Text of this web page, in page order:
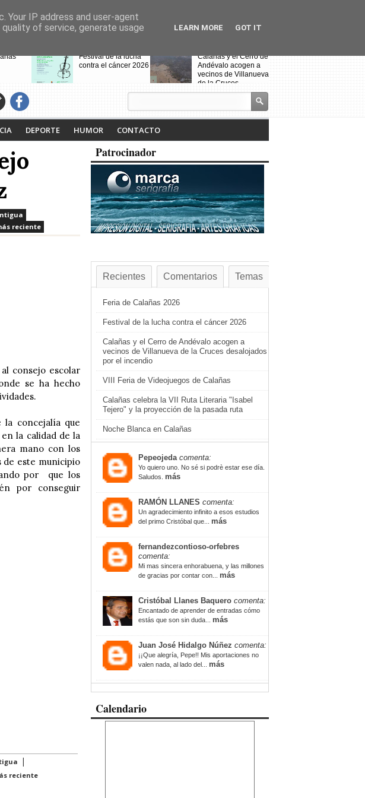
Festival de la lucha
contra el cáncer 2026
Calañas y el Cerro de
Andévalo acogen a
vecinos de Villanueva
de la Cruces
desalojados por el
Calañas celebra la VII
Tejero" y la
proyección de la
pasada ruta
Noche Blanca en
escuela de baile
DEPORTE HUMOR CONTACTO
reciente
consejo escolar
se ha hecho
concejalía que
la calidad de la
mano con los
de este municipio
por que los
por conseguir
|
reciente
Patrocinador
Recientes Comentarios Temas
Feria de Calañas 2026
Festival de la lucha contra el cáncer 2026
Calañas y el Cerro de Andévalo acogen a
vecinos de Villanueva de la Cruces desalojados
por el incendio
VIII Feria de Videojuegos de Calañas
Calañas celebra la VII Ruta Literaria "Isabel
Tejero" y la proyección de la pasada ruta
Noche Blanca en Calañas
Pepeojeda comenta:
Yo quiero uno. No sé si podrè estar ese día.
Saludos. más
RAMÓN LLANES comenta:
Un agradecimiento infinito a esos estudios
del primo Cristóbal que... más
fernandezcontioso-orfebres
comenta:
Mi mas sincera enhorabuena, y las millones
de gracias por contar con... más
Cristóbal Llanes Baquero comenta:
Encantado de aprender de entradas cómo
estás que son sin duda... más
Juan José Hidalgo Núñez comenta:
¡¡Que alegría, Pepe!! Mis aportaciones no
valen nada, al lado del... más
Calendario
IP address and user-agent
of service, generate usage
LEARN MORE GOT IT